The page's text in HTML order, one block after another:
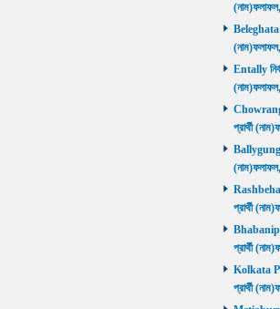
Beleghata
Entally
প্রার্থী
Ballygunge
প্রার্থী
প্রার্থী
Kolkata
প্রার্থী